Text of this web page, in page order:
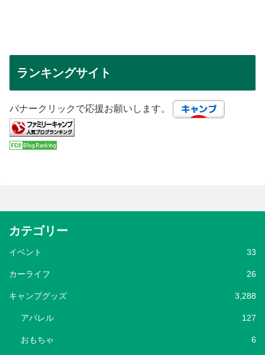
ランキングサイト
バナークリックで応援お願いします。
カテゴリー
イベント 33
カーライフ 26
キャンプグッズ 3,288
アパレル 127
おもちゃ 6